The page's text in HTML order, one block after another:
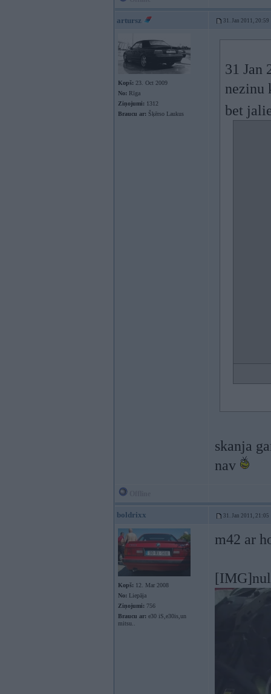
artursz 31. Jan 2011, 20:59
Kopš: 23. Oct 2009
No: Rīga
Ziņojumi: 1312
Braucu ar: Šķērso Laukus
31 Jan
nezinu
bet
skanja
nav
boldrixx 31. Jan 2011, 21:05
Kopš: 12. Mar 2008
No: Liepāja
Ziņojumi: 756
Braucu ar: e30 iS,e30is,un
mitsu..
m42 ar